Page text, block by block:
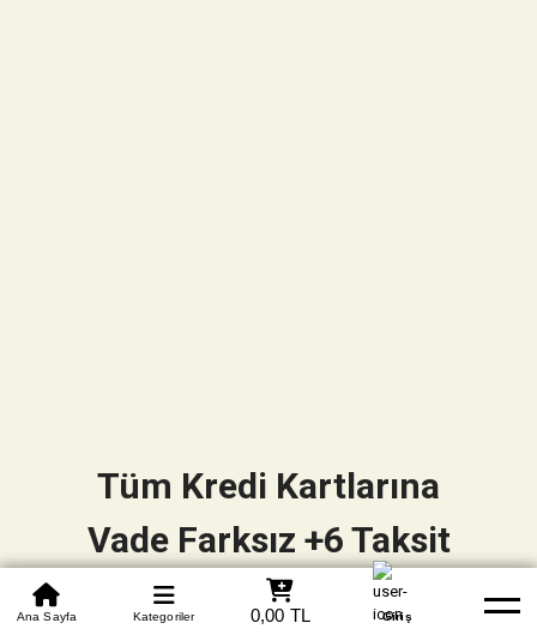
0850 305 09 70
Beden Tablosu Banka Hesapları Whatsapp Yardım
Ana Sayfa Kategoriler 0,00 TL Giriş
Tüm Kredi Kartlarına
Vade Farksız +6 Taksit